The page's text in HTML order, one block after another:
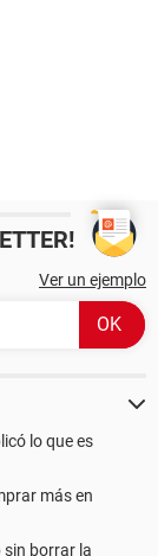
Ver un ejemplo
lo que es
más en
sin borrar la